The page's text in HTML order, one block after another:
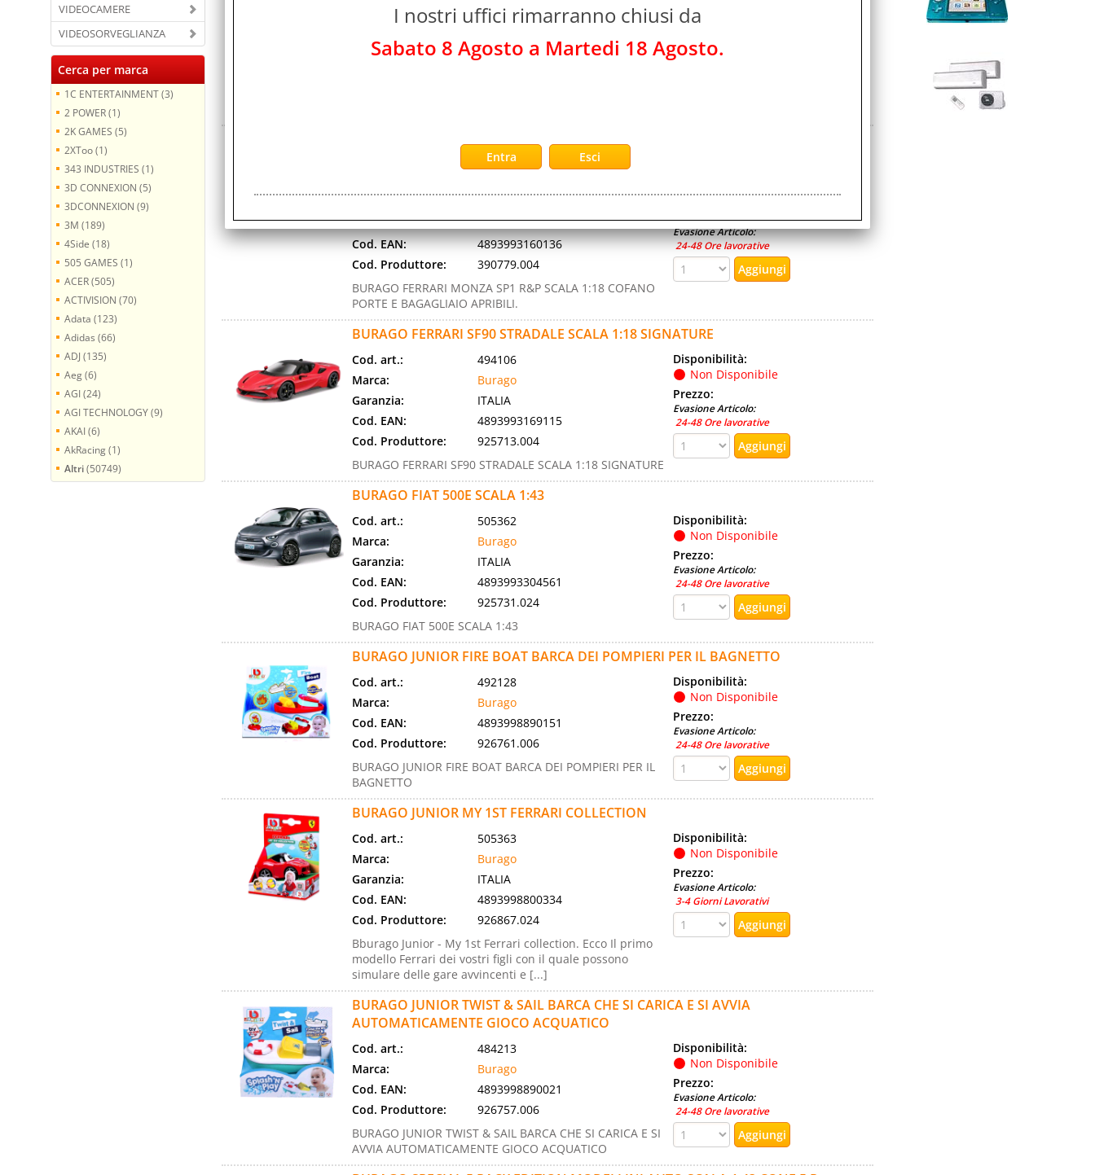
VIDEOCAMERE
VIDEOSORVEGLIANZA
Cerca per marca
1C ENTERTAINMENT (3)
2 POWER (1)
2K GAMES (5)
2XToo (1)
343 INDUSTRIES (1)
3D CONNEXION (5)
3DCONNEXION (9)
3M (189)
4Side (18)
505 GAMES (1)
ACER (505)
ACTIVISION (70)
Adata (123)
Adidas (66)
ADJ (135)
Aeg (6)
AGI (24)
AGI TECHNOLOGY (9)
AKAI (6)
AkRacing (1)
Altri(50749)
Burago
Cod. EAN:
4893993320004
Prezzo:
3-4 Giorni Lavorativi
Garanzia:
ITALIA
Cod. EAN:
4893993160136
Cod. Produttore:
390779.004
BURAGO FERRARI MONZA SP1 R&P SCALA 1:18 COFANO
PORTE E BAGAGLIAIO APRIBILI.
Non Disponibile
Prezzo:
Evasione Articolo:
24-48 Ore lavorative
BURAGO FERRARI SF90 STRADALE SCALA 1:18 SIGNATURE
Cod. art.:
494106
Marca:
Burago
Garanzia:
ITALIA
Cod. EAN:
4893993169115
Cod. Produttore:
925713.004
BURAGO FERRARI SF90 STRADALE SCALA 1:18 SIGNATURE
Disponibilità:
Non Disponibile
Prezzo:
Evasione Articolo:
24-48 Ore lavorative
BURAGO FIAT 500E SCALA 1:43
Cod. art.:
505362
Marca:
Burago
Garanzia:
ITALIA
Cod. EAN:
4893993304561
Cod. Produttore:
925731.024
BURAGO FIAT 500E SCALA 1:43
Disponibilità:
Non Disponibile
Prezzo:
Evasione Articolo:
24-48 Ore lavorative
BURAGO JUNIOR FIRE BOAT BARCA DEI POMPIERI PER IL BAGNETTO
Cod. art.:
492128
Marca:
Burago
Cod. EAN:
4893998890151
Cod. Produttore:
926761.006
BURAGO JUNIOR FIRE BOAT BARCA DEI POMPIERI PER IL
BAGNETTO
Disponibilità:
Non Disponibile
Prezzo:
Evasione Articolo:
24-48 Ore lavorative
BURAGO JUNIOR MY 1ST FERRARI COLLECTION
Cod. art.:
505363
Marca:
Burago
Garanzia:
ITALIA
Cod. EAN:
4893998800334
Cod. Produttore:
926867.024
Bburago Junior - My 1st Ferrari collection. Ecco Il primo
modello Ferrari dei vostri figli con il quale possono
simulare delle gare avvincenti e [...]
Disponibilità:
Non Disponibile
Prezzo:
Evasione Articolo:
3-4 Giorni Lavorativi
BURAGO JUNIOR TWIST & SAIL BARCA CHE SI CARICA E SI AVVIA
AUTOMATICAMENTE GIOCO ACQUATICO
Cod. art.:
484213
Marca:
Burago
Cod. EAN:
4893998890021
Cod. Produttore:
926757.006
BURAGO JUNIOR TWIST & SAIL BARCA CHE SI CARICA E SI
AVVIA AUTOMATICAMENTE GIOCO ACQUATICO
Disponibilità:
Non Disponibile
Prezzo:
Evasione Articolo:
24-48 Ore lavorative
I nostri uffici rimarranno chiusi da
Sabato 8 Agosto a Martedi 18 Agosto.